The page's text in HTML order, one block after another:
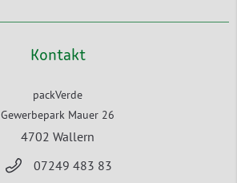
Kontakt
packVerde
Gewerbepark Mauer 26
4702 Wallern
07249 483 83